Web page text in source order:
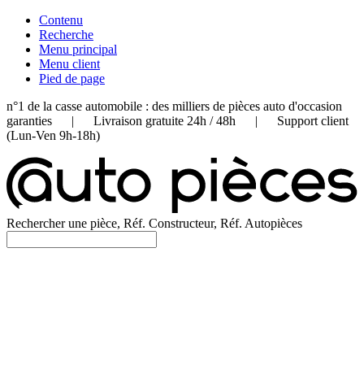
Contenu
Recherche
Menu principal
Menu client
Pied de page
n°1 de la casse automobile : des milliers de pièces auto d'occasion
garanties | Livraison gratuite 24h / 48h | Support client
(Lun-Ven 9h-18h)
Rechercher une pièce, Réf. Constructeur, Réf. Autopièces